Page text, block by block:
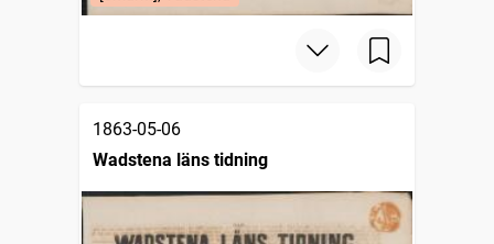
1863-05-06
Wadstena läns tidning